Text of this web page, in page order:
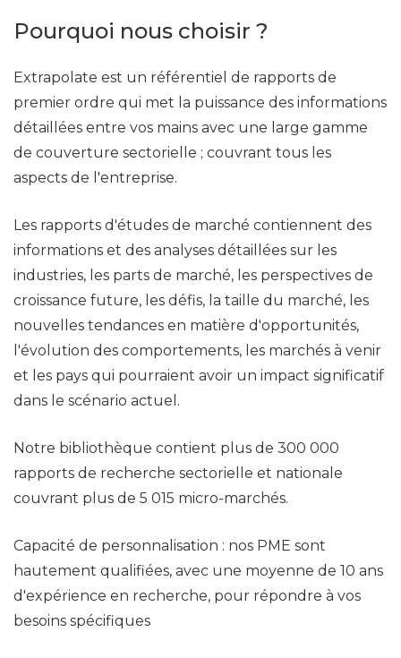
Pourquoi nous choisir ?
Extrapolate est un référentiel de rapports de
premier ordre qui met la puissance des informations
détaillées entre vos mains avec une large gamme
de couverture sectorielle ; couvrant tous les
aspects de l'entreprise.
Les rapports d'études de marché contiennent des
informations et des analyses détaillées sur les
industries, les parts de marché, les perspectives de
croissance future, les défis, la taille du marché, les
nouvelles tendances en matière d'opportunités,
l'évolution des comportements, les marchés à venir
et les pays qui pourraient avoir un impact significatif
dans le scénario actuel.
Notre bibliothèque contient plus de 300 000
rapports de recherche sectorielle et nationale
couvrant plus de 5 015 micro-marchés.
Capacité de personnalisation : nos PME sont
hautement qualifiées, avec une moyenne de 10 ans
d'expérience en recherche, pour répondre à vos
besoins spécifiques